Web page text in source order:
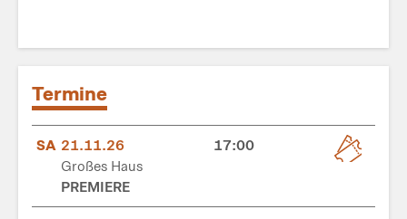
Termine
SA 21.11.26
17:00
Großes Haus
PREMIERE